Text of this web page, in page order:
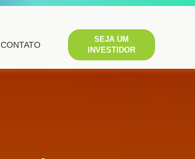
CONTATO
SEJA UM
INVESTIDOR